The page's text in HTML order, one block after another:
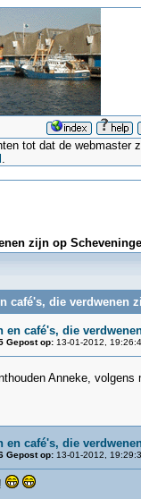
tot dat de
.
zijn op
café's, die verdwenen
en café's, die
Gepost op:13-01-2012,
Anneke,
en café's, die
Gepost op:13-01-2012,